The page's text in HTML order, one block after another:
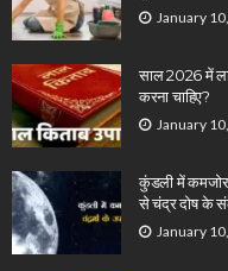
January
साल 2026 में
करना चाहिए?
January
कुंडली में कमजोर
से चंद्र दोष के
January